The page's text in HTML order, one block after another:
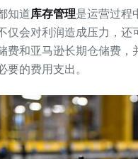
知道库存管理是运营过程
仅会对利润造成压力，
费和亚马逊长期仓储费
的费用支出。